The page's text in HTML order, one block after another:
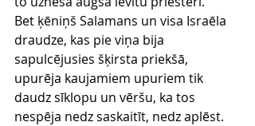
Bet ķēniņš Salamans un visa Israēla
draudze, kas pie viņa bija
sapulcējusies šķirsta priekšā,
upurēja kaujamiem upuriem tik
daudz sīklopu un vēršu, ka tos
nespēja nedz saskaitīt, nedz aplēst.